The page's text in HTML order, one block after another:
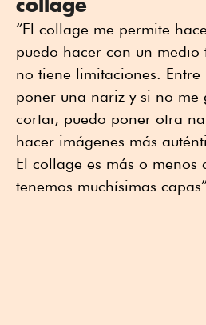
“El collage me permite
puedo hacer con un
no tiene limitaciones. Entre
poner una nariz y si no me
cortar, puedo poner otra
hacer imágenes más
El collage es más o menos
tenemos muchísimas